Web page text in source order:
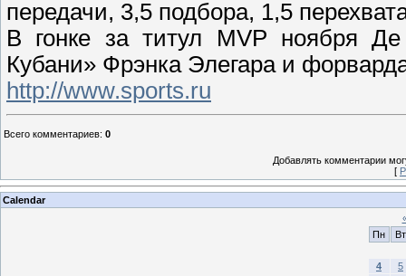
передачи, 3,5 подбора, 1,5
В гонке за титул MVP ноября Де
Кубани» Фрэнка Элегара и
http://www.sports.ru
Всего комментариев: 0
Добавлять комментарии
[
Calendar
Пн
Вт
4
5